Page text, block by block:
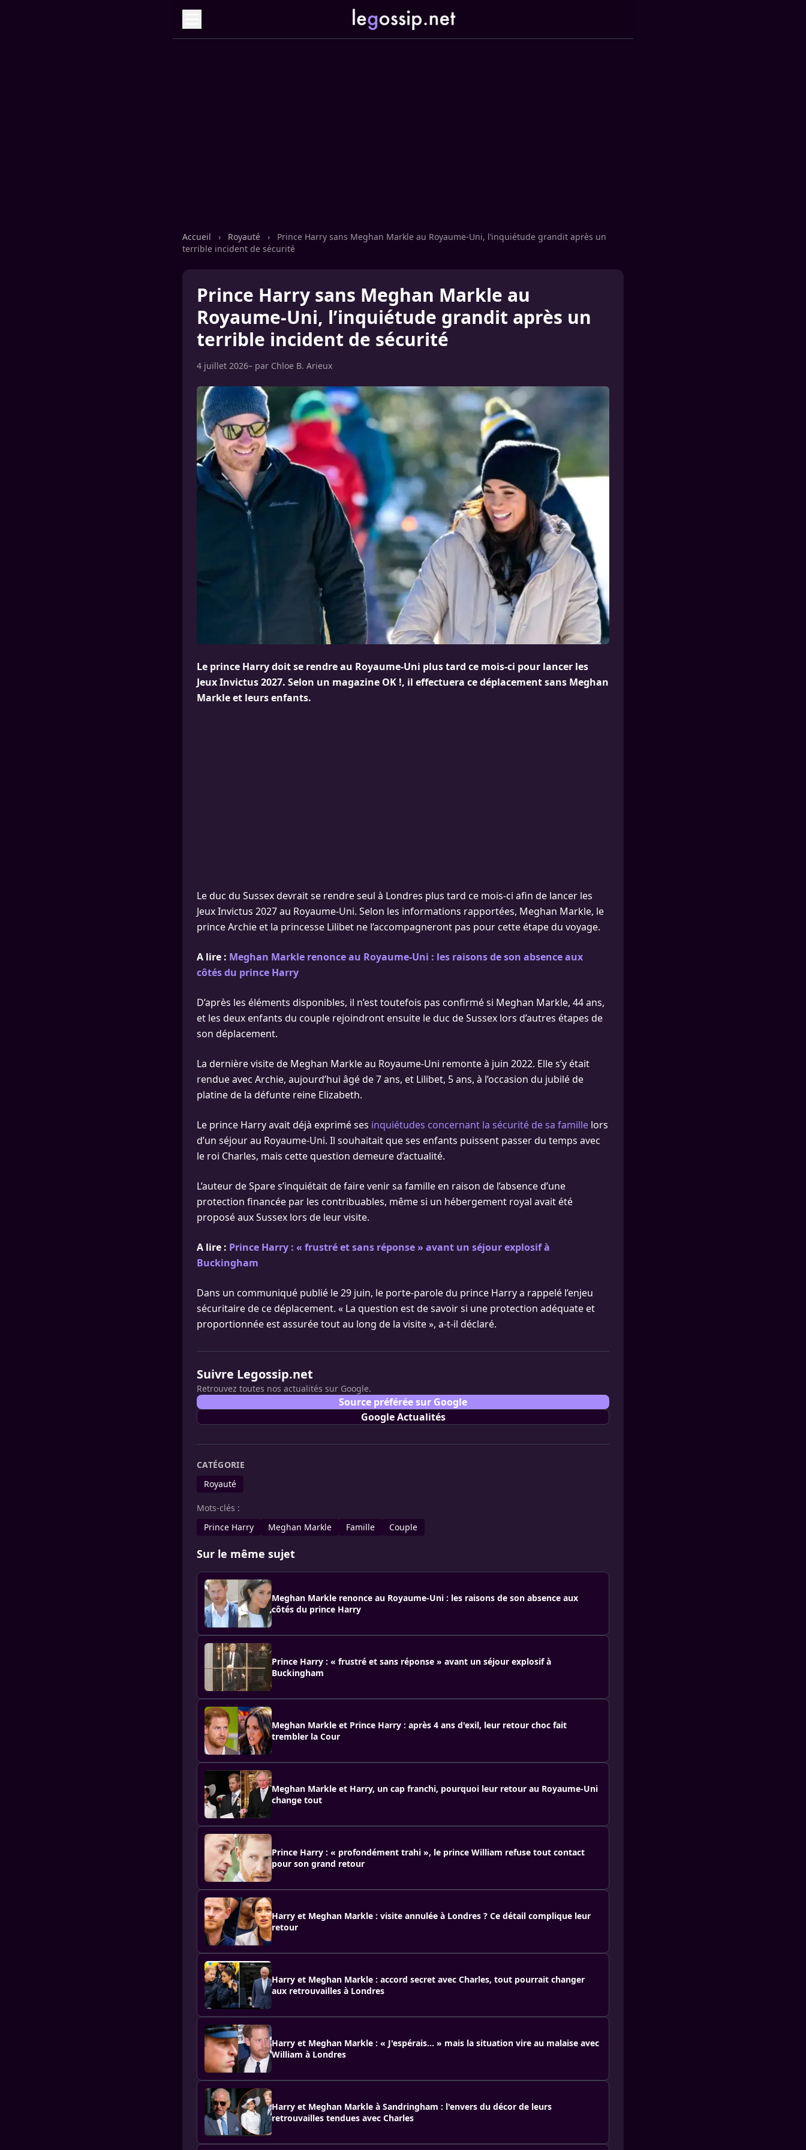
Accueil › Royauté ›
Prince Harry sans Meghan Markle au Royaume-Uni, l’inquiétude grandit après un
terrible incident de sécurité
Prince Harry sans Meghan Markle au
Royaume-Uni, l’inquiétude grandit après un
terrible incident de sécurité
4 juillet 2026– par Chloe B. Arieux
Le prince Harry doit se rendre au Royaume-Uni plus tard ce mois-ci pour lancer les
Jeux Invictus 2027. Selon un magazine OK !, il effectuera ce déplacement sans Meghan
Markle et leurs enfants.
Le duc du Sussex devrait se rendre seul à Londres plus tard ce mois-ci afin de lancer les
Jeux Invictus 2027 au Royaume-Uni. Selon les informations rapportées, Meghan Markle, le
prince Archie et la princesse Lilibet ne l’accompagneront pas pour cette étape du voyage.
A lire : Meghan Markle renonce au Royaume-Uni : les raisons de son absence aux
côtés du prince Harry
D’après les éléments disponibles, il n’est toutefois pas confirmé si Meghan Markle, 44 ans,
et les deux enfants du couple rejoindront ensuite le duc de Sussex lors d’autres étapes de
son déplacement.
La dernière visite de Meghan Markle au Royaume-Uni remonte à juin 2022. Elle s’y était
rendue avec Archie, aujourd’hui âgé de 7 ans, et Lilibet, 5 ans, à l’occasion du jubilé de
platine de la défunte reine Elizabeth.
Le prince Harry avait déjà exprimé ses inquiétudes concernant la sécurité de sa famille lors
d’un séjour au Royaume-Uni. Il souhaitait que ses enfants puissent passer du temps avec
le roi Charles, mais cette question demeure d’actualité.
L’auteur de Spare s’inquiétait de faire venir sa famille en raison de l’absence d’une
protection financée par les contribuables, même si un hébergement royal avait été
proposé aux Sussex lors de leur visite.
A lire : Prince Harry : « frustré et sans réponse » avant un séjour explosif à
Buckingham
Dans un communiqué publié le 29 juin, le porte-parole du prince Harry a rappelé l’enjeu
sécuritaire de ce déplacement. « La question est de savoir si une protection adéquate et
proportionnée est assurée tout au long de la visite », a-t-il déclaré.
Suivre Legossip.net
Retrouvez toutes nos actualités sur Google.
Source préférée sur Google
Google Actualités
CATÉGORIE
Royauté
Mots-clés :
Prince Harry
Meghan Markle Famille Couple
Sur le même sujet
Meghan Markle renonce au Royaume-Uni : les raisons de son absence aux
côtés du prince Harry
Prince Harry : « frustré et sans réponse » avant un séjour explosif à
Buckingham
Meghan Markle et Prince Harry : après 4 ans d'exil, leur retour choc fait
trembler la Cour
Meghan Markle et Harry, un cap franchi, pourquoi leur retour au Royaume-Uni
change tout
Prince Harry : « profondément trahi », le prince William refuse tout contact
pour son grand retour
Harry et Meghan Markle : visite annulée à Londres ? Ce détail complique leur
retour
Harry et Meghan Markle : accord secret avec Charles, tout pourrait changer
aux retrouvailles à Londres
Harry et Meghan Markle : « J'espérais… » mais la situation vire au malaise avec
William à Londres
Harry et Meghan Markle à Sandringham : l'envers du décor de leurs
retrouvailles tendues avec Charles